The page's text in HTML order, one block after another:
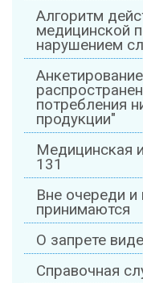
Алгоритм
медицинской
нарушением
потребления
продукции"
Медицинская
131
Вне очереди
принимаются
О запрете
Справочная